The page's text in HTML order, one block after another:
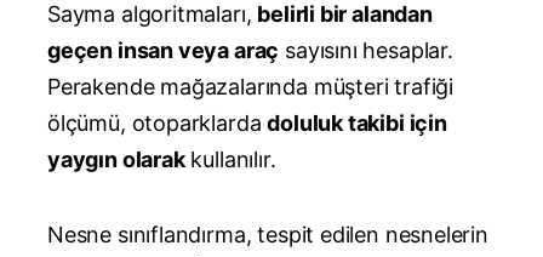
Sayma algoritmaları, belirli bir alandan
geçen insan veya araç sayısını hesaplar.
Perakende mağazalarında müşteri trafiği
ölçümü, otoparklardadoluluk takibi için
yaygın olarakkullanılır.
Nesne sınıflandırma, tespit edilen nesnelerin